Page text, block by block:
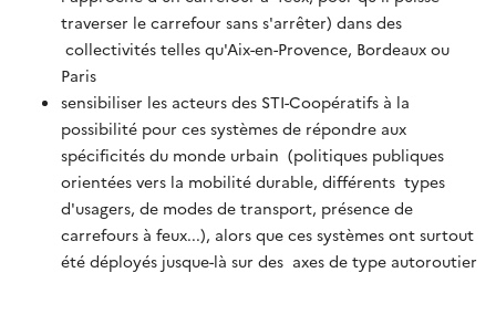
traverser le carrefour sans s'arrêter) dans des
collectivités telles qu'Aix-en-Provence, Bordeaux ou
Paris
sensibiliser les acteurs des STI-Coopératifs à la
possibilité pour ces systèmes de répondre aux
spécificités du monde urbain (politiques publiques
orientées vers la mobilité durable, différents types
d'usagers, de modes de transport, présence de
carrefours à feux...), alors que ces systèmes ont surtout
été déployés jusque-là sur des axes de type autoroutier